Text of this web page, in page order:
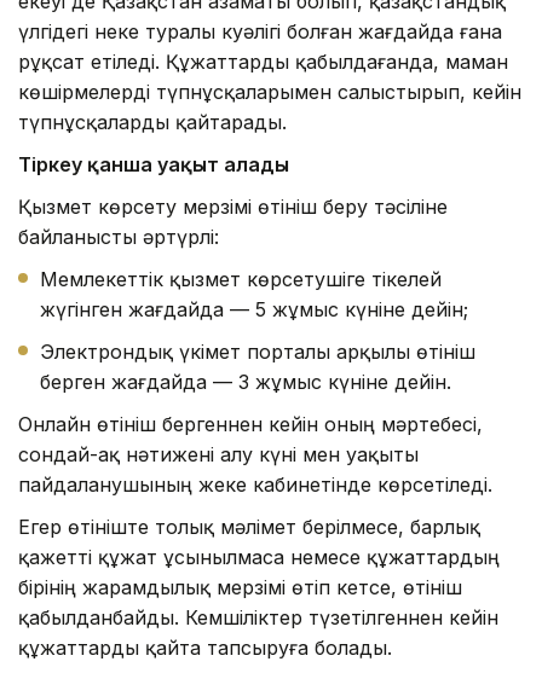
үлгідегі неке туралы куәлігі болған жағдайда ғана
рұқсат етіледі. Құжаттарды қабылдағанда, маман
көшірмелерді түпнұсқаларымен салыстырып, кейін
түпнұсқаларды қайтарады.
Тіркеу қанша уақыт алады
Қызмет көрсету мерзімі өтініш беру тәсіліне
байланысты әртүрлі:
Мемлекеттік қызмет көрсетушіге тікелей
жүгінген жағдайда — 5 жұмыс күніне дейін;
Электрондық үкімет порталы арқылы өтініш
берген жағдайда — 3 жұмыс күніне дейін.
Онлайн өтініш бергеннен кейін оның мәртебесі,
сондай-ақ нәтижені алу күні мен уақыты
пайдаланушының жеке кабинетінде көрсетіледі.
Егер өтініште толық мәлімет берілмесе, барлық
қажетті құжат ұсынылмаса немесе құжаттардың
бірінің жарамдылық мерзімі өтіп кетсе, өтініш
қабылданбайды. Кемшіліктер түзетілгеннен кейін
құжаттарды қайта тапсыруға болады.